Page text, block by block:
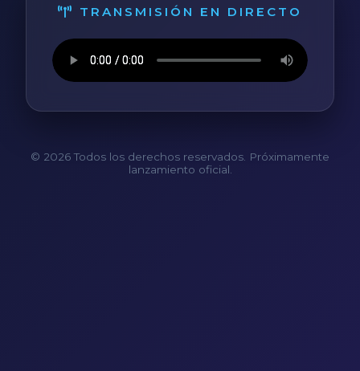
TRANSMISIÓN EN DIRECTO
© 2026 Todos los derechos reservados. Próximamente
lanzamiento oficial.